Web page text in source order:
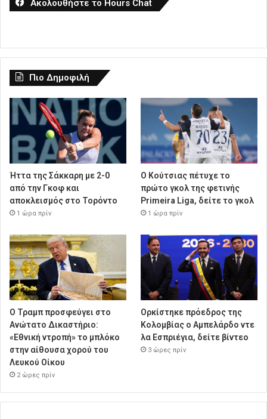
Ακολουθήστε το Hours Chat
Πιο Δημοφιλή
Ήττα της Σάκκαρη με 2-0
από την Γκοφ και
αποκλεισμός στο Τορόντο
1 ώρα πρίν
Ο Κούτσιας πέτυχε το
πρώτο γκολ της φετινής
Primeira Liga, δείτε το γκολ
1 ώρα πρίν
Ο Τραμπ προσφεύγει στο
Ανώτατο Δικαστήριο:
«Εθνική ντροπή» το μπλόκο
στην αίθουσα χορού του
Λευκού Οίκου
2 ώρες πρίν
Ορκίστηκε πρόεδρος της
Κολομβίας ο Αμπελάρδο ντε
λα Εσπριέγια, δείτε βίντεο
3 ώρες πρίν